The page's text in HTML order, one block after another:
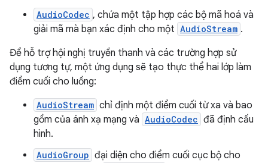
AudioCodec , chứa một tập hợp các bộ mã hoá và
giải mã mà bạn xác định cho một AudioStream .
Để hỗ trợ hội nghị truyền thanh và các trường hợp sử
dụng tương tự, một ứng dụng sẽ tạo thực thể hai lớp làm
điểm cuối cho luồng:
AudioStream chỉ định một điểm cuối từ xa và bao
gồm của ánh xạ mạng và AudioCodec đã định cấu
hình.
AudioGroup đại diện cho điểm cuối cục bộ cho